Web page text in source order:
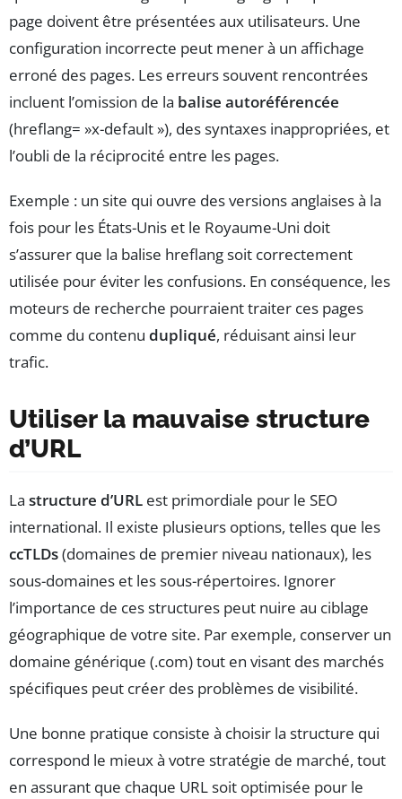
page doivent être présentées aux utilisateurs. Une
configuration incorrecte peut mener à un affichage
erroné des pages. Les erreurs souvent rencontrées
incluent l’omission de la balise autoréférencée
(hreflang= »x-default »), des syntaxes inappropriées, et
l’oubli de la réciprocité entre les pages.
Exemple : un site qui ouvre des versions anglaises à la
fois pour les États-Unis et le Royaume-Uni doit
s’assurer que la balise hreflang soit correctement
utilisée pour éviter les confusions. En conséquence, les
moteurs de recherche pourraient traiter ces pages
comme du contenu dupliqué, réduisant ainsi leur
trafic.
Utiliser la mauvaise structure
d’URL
La structure d’URL est primordiale pour le SEO
international. Il existe plusieurs options, telles que les
ccTLDs(domaines de premier niveau nationaux), les
sous-domaines et les sous-répertoires. Ignorer
l’importance de ces structures peut nuire au ciblage
géographique de votre site. Par exemple, conserver un
domaine générique (.com) tout en visant des marchés
spécifiques peut créer des problèmes de visibilité.
Une bonne pratique consiste à choisir la structure qui
correspond le mieux à votre stratégie de marché, tout
en assurant que chaque URL soit optimisée pour le